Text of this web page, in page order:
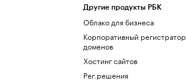
Другие продукты РБК
Облако для бизнеса
Корпоративный регистратор
доменов
Хостинг сайтов
Рег.решения